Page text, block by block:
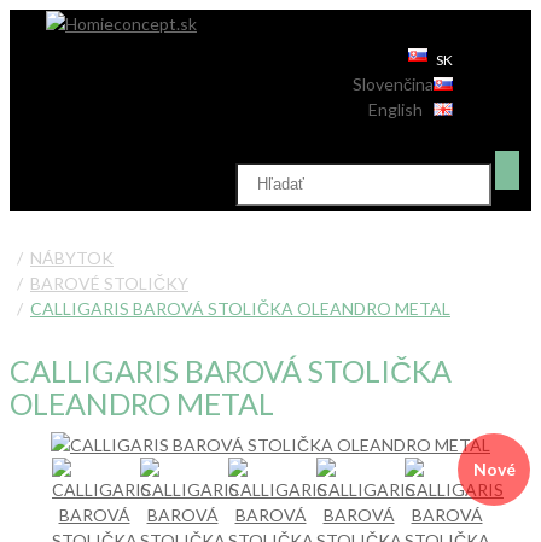
SK
Slovenčina
English
NÁBYTOK
BAROVÉ STOLIČKY
CALLIGARIS BAROVÁ STOLIČKA OLEANDRO METAL
CALLIGARIS BAROVÁ STOLIČKA
OLEANDRO METAL
Nové